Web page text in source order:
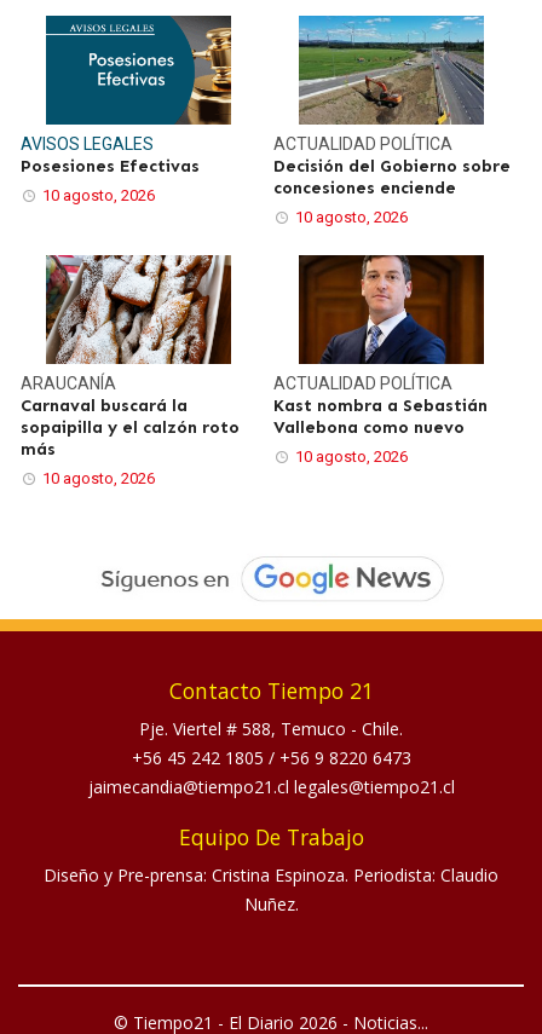
AVISOS LEGALES
Posesiones Efectivas
10 agosto, 2026
ACTUALIDAD POLÍTICA
Decisión del Gobierno sobre
concesiones enciende
10 agosto, 2026
ARAUCANÍA
Carnaval buscará la
sopaipilla y el calzón roto
más
10 agosto, 2026
ACTUALIDAD POLÍTICA
Kast nombra a Sebastián
Vallebona como nuevo
10 agosto, 2026
Contacto Tiempo 21
Pje. Viertel # 588, Temuco - Chile.
+56 45 242 1805 / +56 9 8220 6473
jaimecandia@tiempo21.cl legales@tiempo21.cl
Equipo De Trabajo
Diseño y Pre-prensa: Cristina Espinoza. Periodista: Claudio
Nuñez.
© Tiempo21 - El Diario 2026 - Noticias...